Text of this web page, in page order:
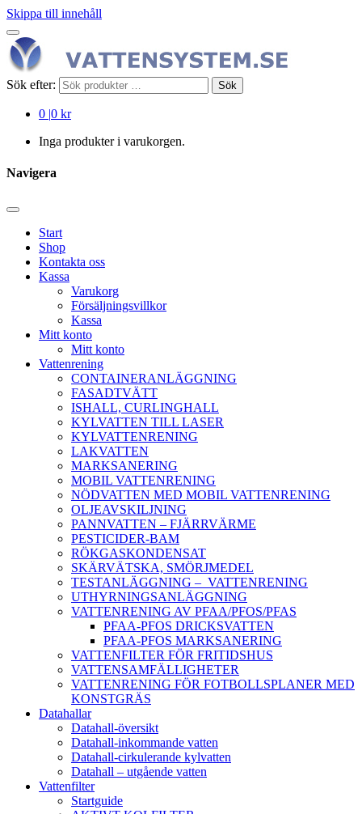
Skippa till innehåll
Sök efter: Sök
0 |0 kr
Inga produkter i varukorgen.
Navigera
Start
Shop
Kontakta oss
Kassa
Varukorg
Försäljningsvillkor
Kassa
Mitt konto
Mitt konto
Vattenrening
CONTAINERANLÄGGNING
FASADTVÄTT
ISHALL, CURLINGHALL
KYLVATTEN TILL LASER
KYLVATTENRENING
LAKVATTEN
MARKSANERING
MOBIL VATTENRENING
NÖDVATTEN MED MOBIL VATTENRENING
OLJEAVSKILJNING
PANNVATTEN – FJÄRRVÄRME
PESTICIDER-BAM
RÖKGASKONDENSAT
SKÄRVÄTSKA, SMÖRJMEDEL
TESTANLÄGGNING – VATTENRENING
UTHYRNINGSANLÄGGNING
VATTENRENING AV PFAA/PFOS/PFAS
PFAA-PFOS DRICKSVATTEN
PFAA-PFOS MARKSANERING
VATTENFILTER FÖR FRITIDSHUS
VATTENSAMFÄLLIGHETER
VATTENRENING FÖR FOTBOLLSPLANER MED
KONSTGRÄS
Datahallar
Datahall-översikt
Datahall-inkommande vatten
Datahall-cirkulerande kylvatten
Datahall – utgående vatten
Vattenfilter
Startguide